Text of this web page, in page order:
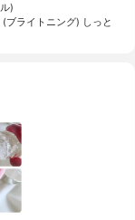
)
ブライトニング) しっと